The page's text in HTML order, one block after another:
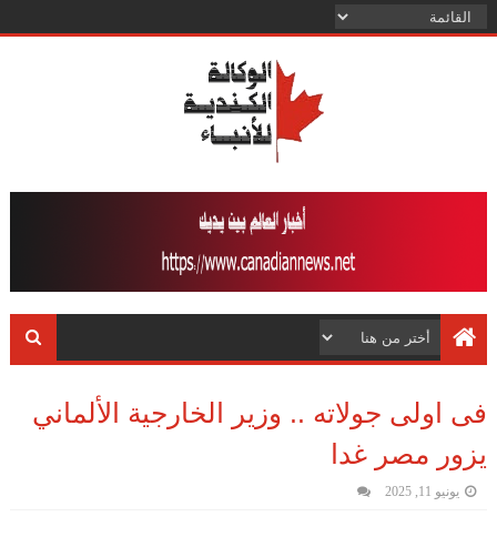
فى اولى جولاته .. وزير الخارجية الألماني
يزور مصر غدا
يونيو 11, 2025